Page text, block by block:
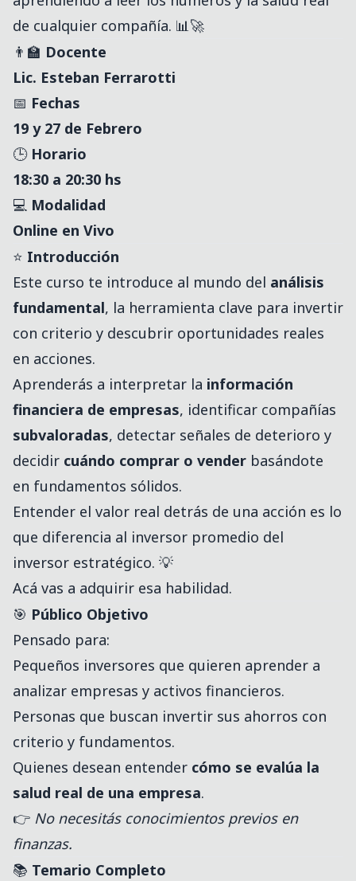
de cualquier compañía. 📊🚀
👨‍🏫 Docente
Lic. Esteban Ferrarotti
📅 Fechas
19 y 27 de Febrero
🕒 Horario
18:30 a 20:30 hs
💻 Modalidad
Online en Vivo
⭐ Introducción
Este curso te introduce al mundo del análisis
fundamental, la herramienta clave para invertir
con criterio y descubrir oportunidades reales
en acciones.
Aprenderás a interpretar la información
financiera de empresas, identificar compañías
subvaloradas, detectar señales de deterioro y
decidir cuándo comprar o vender basándote
en fundamentos sólidos.
Entender el valor real detrás de una acción es lo
que diferencia al inversor promedio del
inversor estratégico. 💡
Acá vas a adquirir esa habilidad.
🎯 Público Objetivo
Pensado para:
Pequeños inversores que quieren aprender a
analizar empresas y activos financieros.
Personas que buscan invertir sus ahorros con
criterio y fundamentos.
Quienes desean entender cómo se evalúa la
salud real de una empresa.
👉 No necesitás conocimientos previos en
finanzas.
📚 Temario Completo